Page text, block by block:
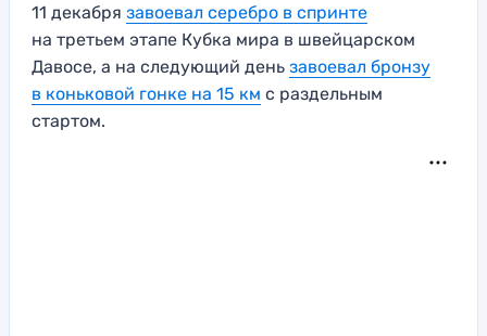
11 декабря завоевал серебро в спринте
на третьем этапе Кубка мира в швейцарском
Давосе, а на следующий день завоевал бронзу
в коньковой гонке на 15 км с раздельным
стартом.